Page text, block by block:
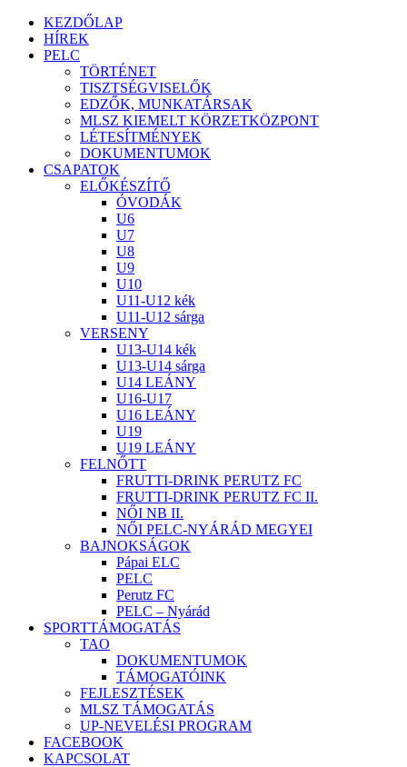
KEZDŐLAP
HÍREK
PELC
TÖRTÉNET
TISZTSÉGVISELŐK
EDZŐK, MUNKATÁRSAK
MLSZ KIEMELT KÖRZETKÖZPONT
LÉTESÍTMÉNYEK
DOKUMENTUMOK
CSAPATOK
ELŐKÉSZÍTŐ
ÓVODÁK
U6
U7
U8
U9
U10
U11-U12 kék
U11-U12 sárga
VERSENY
U13-U14 kék
U13-U14 sárga
U14 LEÁNY
U16-U17
U16 LEÁNY
U19
U19 LEÁNY
FELNŐTT
FRUTTI-DRINK PERUTZ FC
FRUTTI-DRINK PERUTZ FC II.
NŐI NB II.
NŐI PELC-NYÁRÁD MEGYEI
BAJNOKSÁGOK
Pápai ELC
PELC
Perutz FC
PELC – Nyárád
SPORTTÁMOGATÁS
TAO
DOKUMENTUMOK
TÁMOGATÓINK
FEJLESZTÉSEK
MLSZ TÁMOGATÁS
UP-NEVELÉSI PROGRAM
FACEBOOK
KAPCSOLAT